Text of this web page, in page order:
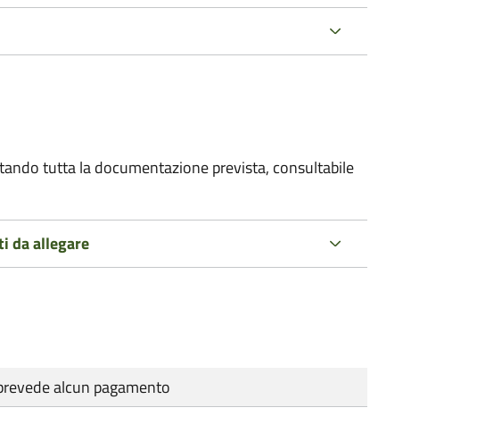
tutta la documentazione prevista, consultabile
da allegare
alcun pagamento